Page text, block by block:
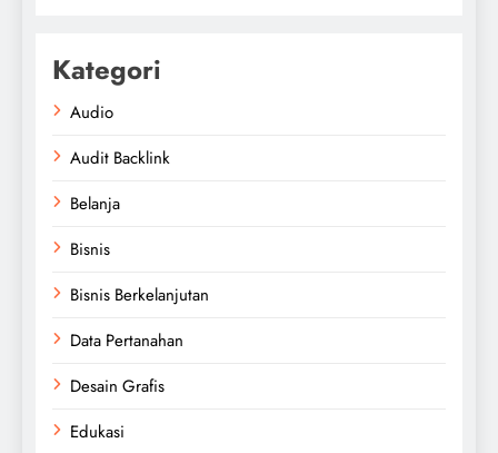
Kategori
Audio
Audit Backlink
Belanja
Bisnis
Bisnis Berkelanjutan
Data Pertanahan
Desain Grafis
Edukasi